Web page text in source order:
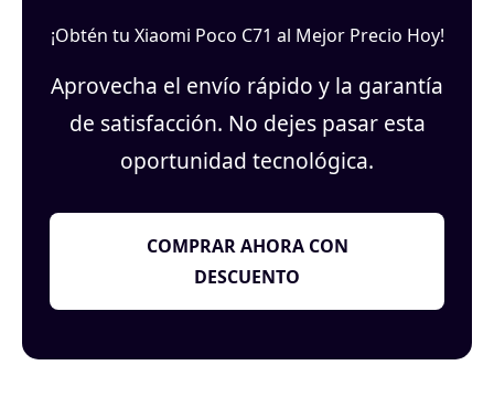
¡Obtén tu Xiaomi Poco C71 al Mejor Precio Hoy!
Aprovecha el envío rápido y la garantía
de satisfacción. No dejes pasar esta
oportunidad tecnológica.
COMPRAR AHORA CON
DESCUENTO